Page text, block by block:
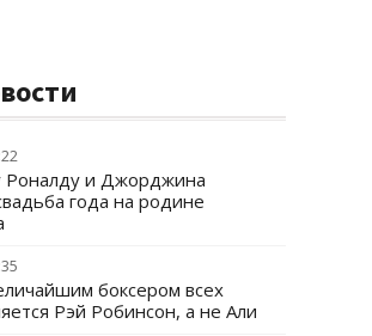
Роналду и Джорджина
года на родине
боксером всех
Рэй Робинсон, а не Али